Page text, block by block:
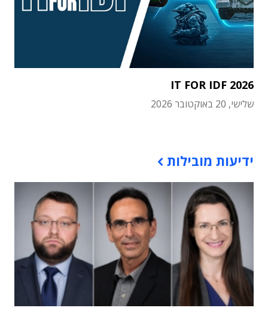
IT FOR IDF 2026
שלישי, 20 באוקטובר 2026
ידיעות מובילות